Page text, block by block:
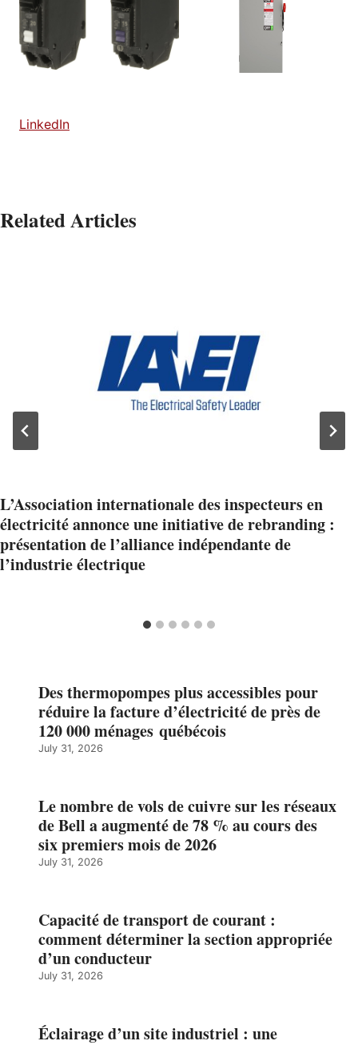
LinkedIn
Related Articles
L’Association internationale des inspecteurs en
électricité annonce une initiative de rebranding :
présentation de l’alliance indépendante de
l’industrie électrique
Des thermopompes plus accessibles pour
réduire la facture d’électricité de près de
120 000 ménages québécois
July 31, 2026
Le nombre de vols de cuivre sur les réseaux
de Bell a augmenté de 78 % au cours des
six premiers mois de 2026
July 31, 2026
Capacité de transport de courant :
comment déterminer la section appropriée
d’un conducteur
July 31, 2026
Éclairage d’un site industriel : une